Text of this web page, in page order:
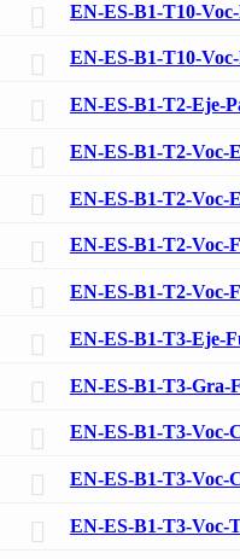
EN-ES-B1-T10-
EN-ES-B1-T10-
EN-ES-B1-T2-Eje-
EN-ES-B1-T2-Voc-
EN-ES-B1-T2-Voc-
EN-ES-B1-T2-Voc-
EN-ES-B1-T2-Voc-
EN-ES-B1-T3-Eje-
EN-ES-B1-T3-Gra-
EN-ES-B1-T3-Voc-
EN-ES-B1-T3-Voc-
EN-ES-B1-T3-Voc-